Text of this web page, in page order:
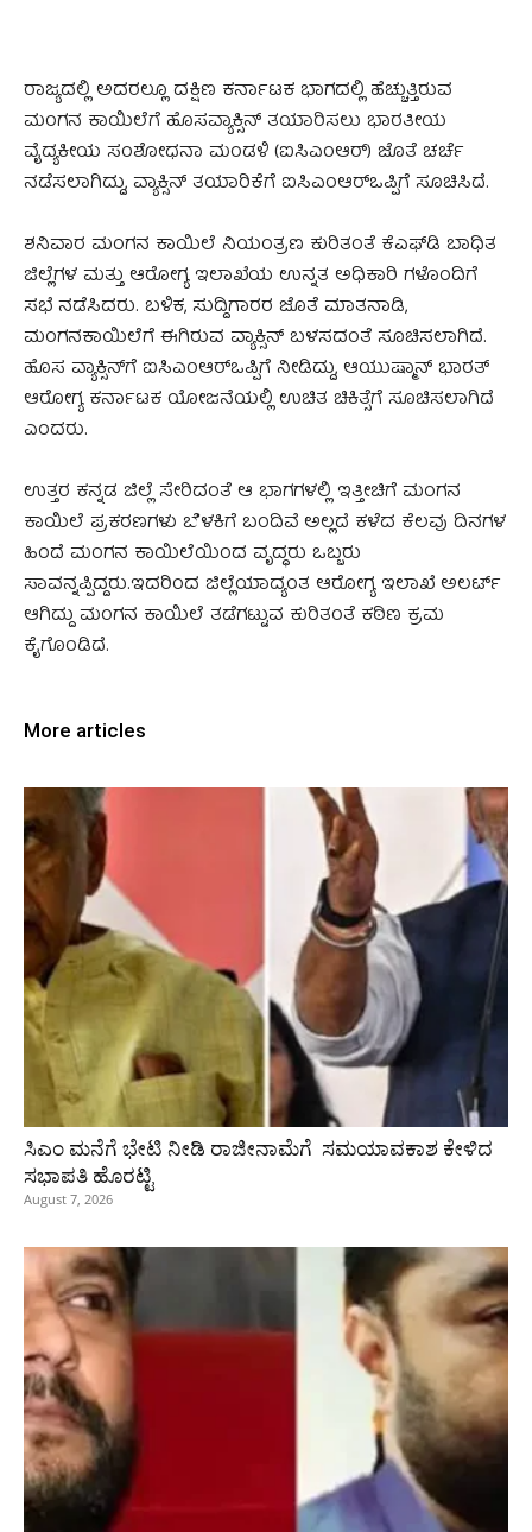
ರಾಜ್ಯದಲ್ಲಿ ಅದರಲ್ಲೂ ದಕ್ಷಿಣ ಕರ್ನಾಟಕ ಭಾಗದಲ್ಲಿ ಹೆಚ್ಚುತ್ತಿರುವ
ಮಂಗನ ಕಾಯಿಲೆಗೆ ಹೊಸವ್ಯಾಕ್ಸಿನ್ ತಯಾರಿಸಲು ಭಾರತೀಯ
ವೈದ್ಯಕೀಯ ಸಂಶೋಧನಾ ಮಂಡಳಿ (ಐಸಿಎಂಆರ್) ಜೊತೆ ಚರ್ಚೆ
ನಡೆಸಲಾಗಿದ್ದು, ವ್ಯಾಕ್ಸಿನ್ ತಯಾರಿಕೆಗೆ ಐಸಿಎಂಆರ್‌ಒಪ್ಪಿಗೆ ಸೂಚಿಸಿದೆ.
ಶನಿವಾರ ಮಂಗನ ಕಾಯಿಲೆ ನಿಯಂತ್ರಣ ಕುರಿತಂತೆ ಕೆಎಫ್‌ಡಿ ಬಾಧಿತ
ಜಿಲ್ಲೆಗಳ ಮತ್ತು ಆರೋಗ್ಯ ಇಲಾಖೆಯ ಉನ್ನತ ಅಧಿಕಾರಿ ಗಳೊಂದಿಗೆ
ಸಭೆ ನಡೆಸಿದರು. ಬಳಿಕ, ಸುದ್ದಿಗಾರರ ಜೊತೆ ಮಾತನಾಡಿ,
ಮಂಗನಕಾಯಿಲೆಗೆ ಈಗಿರುವ ವ್ಯಾಕ್ಸಿನ್ ಬಳಸದಂತೆ ಸೂಚಿಸಲಾಗಿದೆ.
ಹೊಸ ವ್ಯಾಕ್ಸಿನ್‌ಗೆ ಐಸಿಎಂಆರ್‌ಒಪ್ಪಿಗೆ ನೀಡಿದ್ದು, ಆಯುಷ್ಮಾನ್ ಭಾರತ್
ಆರೋಗ್ಯ ಕರ್ನಾಟಕ ಯೋಜನೆಯಲ್ಲಿ ಉಚಿತ ಚಿಕಿತ್ಸೆಗೆ ಸೂಚಿಸಲಾಗಿದೆ
ಎಂದರು.
ಉತ್ತರ ಕನ್ನಡ ಜಿಲ್ಲೆ ಸೇರಿದಂತೆ ಆ ಭಾಗಗಳಲ್ಲಿ ಇತ್ತೀಚಿಗೆ ಮಂಗನ
ಕಾಯಿಲೆ ಪ್ರಕರಣಗಳು ಬೆಳಕಿಗೆ ಬಂದಿವೆ ಅಲ್ಲದೆ ಕಳೆದ ಕೆಲವು ದಿನಗಳ
ಹಿಂದೆ ಮಂಗನ ಕಾಯಿಲೆಯಿಂದ ವೃದ್ಧರು ಒಬ್ಬರು
ಸಾವನ್ನಪ್ಪಿದ್ದರು.ಇದರಿಂದ ಜಿಲ್ಲೆಯಾದ್ಯಂತ ಆರೋಗ್ಯ ಇಲಾಖೆ ಅಲರ್ಟ್
ಆಗಿದ್ದು ಮಂಗನ ಕಾಯಿಲೆ ತಡೆಗಟ್ಟುವ ಕುರಿತಂತೆ ಕಠಿಣ ಕ್ರಮ
ಕೈಗೊಂಡಿದೆ.
More articles
ಸಿಎಂ ಮನೆಗೆ ಭೇಟಿ ನೀಡಿ ರಾಜೀನಾಮೆಗೆ ಸಮಯಾವಕಾಶ ಕೇಳಿದ
ಸಭಾಪತಿ ಹೊರಟ್ಟಿ
August 7, 2026